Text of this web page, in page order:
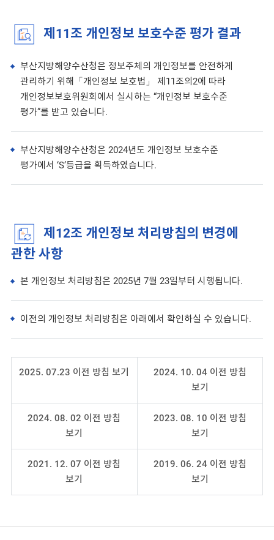
제11조 개인정보 보호수준 평가 결과
부산지방해양수산청은 정보주체의 개인정보를 안전하게
관리하기 위해「개인정보 보호법」 제11조의2에 따라
개인정보보호위원회에서 실시하는 “개인정보 보호수준
평가”를 받고 있습니다.
부산지방해양수산청은 2024년도 개인정보 보호수준
평가에서 ‘S’등급을 획득하였습니다.
제12조 개인정보 처리방침의 변경에
관한 사항
본 개인정보 처리방침은 2025년 7월 23일부터 시행됩니다.
이전의 개인정보 처리방침은 아래에서 확인하실 수 있습니다.
2025. 07.23 이전 방침 보기
2024. 10. 04 이전 방침
보기
2024. 08. 02 이전 방침
보기
2023. 08. 10 이전 방침
보기
2021. 12. 07 이전 방침
보기
2019. 06. 24 이전 방침
보기